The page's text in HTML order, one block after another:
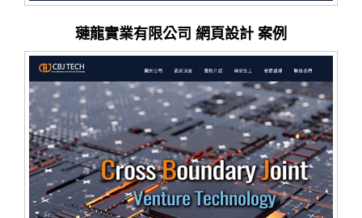
璉龍實業有限公司 網頁設計 案例